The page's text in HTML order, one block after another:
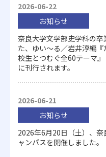
2026-06-22
お知らせ
奈良大学文学部史学科の
た、ゆい～る／岩井淳編『
校生とつむぐ全60テーマ
に刊行されます。
2026-06-21
お知らせ
2026年6月20日（土）、
ャンパスを開催しました。